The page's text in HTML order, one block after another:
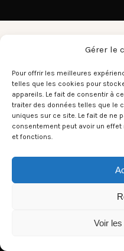
Gérer le
Pour offrir les meilleures
telles que les cookies pour
appareils. Le fait de consentir à
traiter des données telles que le
uniques sur ce site. Le fait de ne
consentement peut avoir un
et fonctions.
Voir
Jerry Lee
There aren't any posts